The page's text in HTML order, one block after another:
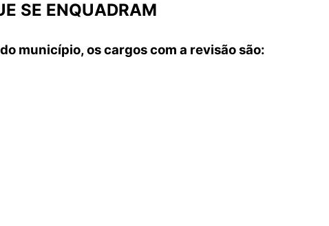
SE ENQUADRAM
município, os cargos com a revisão são: